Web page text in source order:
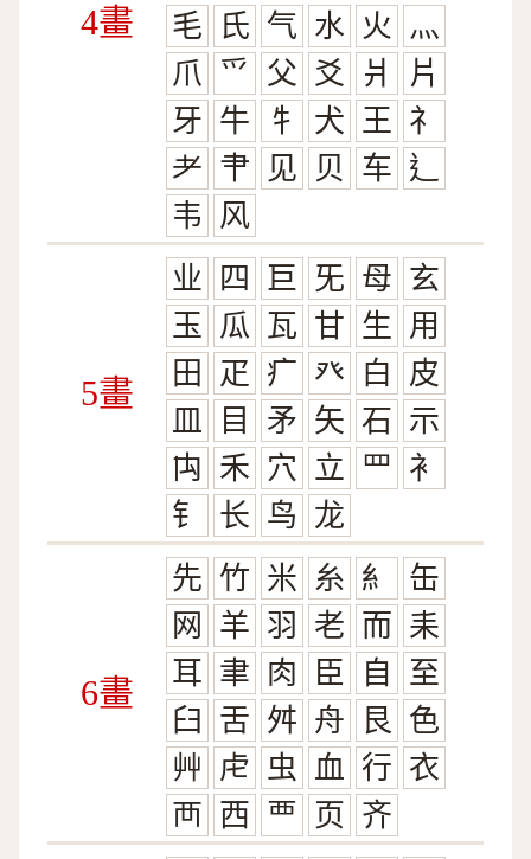
4畫
毛
氏 气 水 火
灬
爪
爫 父 爻 爿
片
牙 牛 牜 犬 王 礻
耂 肀 见 贝 车 辶
韦
风
5畫
业 四 巨 旡 母 玄
玉
瓜 瓦 甘 生
用
田
疋 疒 癶 白
皮
皿
目 矛 矢 石 示
禸 禾 穴 立 罒 衤
钅
长 鸟 龙
6畫
先 竹 米 糸 糹
缶
网
羊 羽 老 而 耒
耳 聿 肉 臣 自
至
臼 舌 舛 舟 艮
色
艸
虍 虫 血 行 衣
襾 西 覀 页 齐